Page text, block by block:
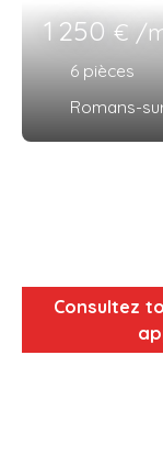
1 250€ /
6 pièces
Romans-
Consultez